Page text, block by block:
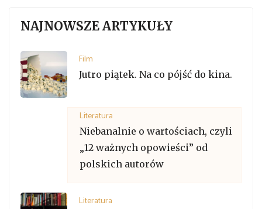
NAJNOWSZE ARTYKUŁY
Film
Jutro piątek. Na co pójść do kina.
Literatura
Niebanalnie o wartościach, czyli
„12 ważnych opowieści” od
polskich autorów
Literatura